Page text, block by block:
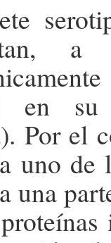
en su
Por el
uno de
una